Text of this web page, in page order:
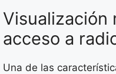
Visualización
acceso a
Una de las